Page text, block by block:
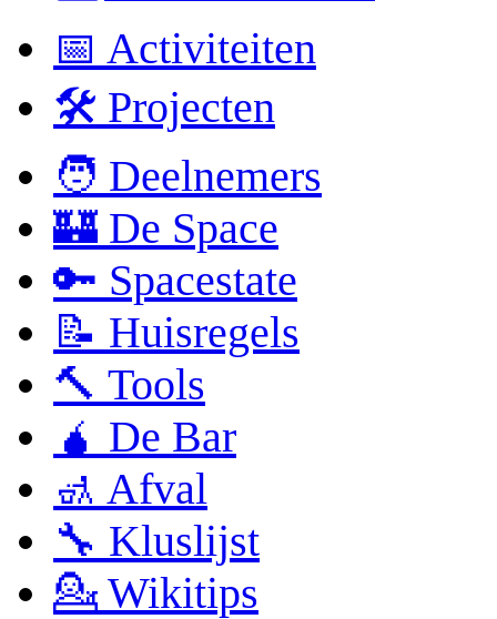
📅 Activiteiten
🛠 Projecten
🧑 Deelnemers
🏰 De Space
🔑 Spacestate
📝 Huisregels
🔨 Tools
🧉 De Bar
🚮 Afval
🔧 Kluslijst
💁 Wikitips